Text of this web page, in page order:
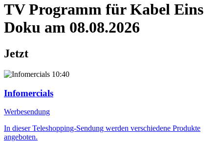
TV Programm für Kabel Eins
Doku am 08.08.2026
Jetzt
10:40
Infomercials
Werbesendung
In dieser Teleshopping-Sendung werden verschiedene Produkte
angeboten.